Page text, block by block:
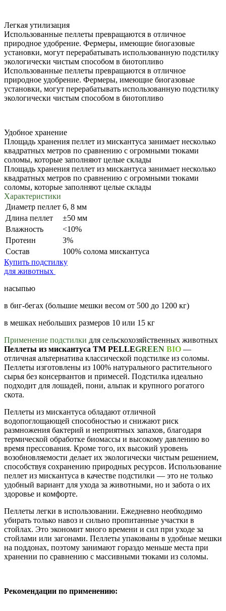
Легкая утилизация
Использованные пеллеты превращаются в отличное
природное удобрение. Фермеры, имеющие биогазовые
установки, могут перерабатывать использованную подстилку
экологически чистым способом в биотопливо
Использованные пеллеты превращаются в отличное
природное удобрение. Фермеры, имеющие биогазовые
установки, могут перерабатывать использованную подстилку
экологически чистым способом в биотопливо
Удобное хранение
Площадь хранения пеллет из мискантуса занимает несколько
квадратных метров по сравнению с огромными тюками
соломы, которые заполняют целые склады
Площадь хранения пеллет из мискантуса занимает несколько
квадратных метров по сравнению с огромными тюками
соломы, которые заполняют целые склады
Характеристики
Диаметр пеллет 6, 8 мм
Длина пеллет
±50 мм
Влажность
<10%
Протеин
3%
Состав
100% солома мискантуса
Купить подстилку
для животных
насыпью
в биг-бегах (большие мешки весом от 500 до 1200 кг)
в мешках небольших размеров 10 или 15 кг
Применение подстилки для сельскохозяйственных животных
Пеллеты из мискантуса TM PELLEGREEN BIO —
отличная альтернатива классической подстилке из соломы.
Пеллеты изготовлены из 100% натурального растительного
сырья без консервантов и примесей. Подстилка идеально
подходит для лошадей, пони, альпак и крупного рогатого
скота.
Пеллеты из мискантуса обладают отличной
водопоглощающей способностью и снижают риск
размножения бактерий и неприятных запахов, благодаря
термической обработке биомассы и высокому давлению во
время прессования. Кроме того, их высокий уровень
возобновляемости делает их экологически чистым решением,
способствуя сохранению природных ресурсов. Использование
пеллет из мискантуса в качестве подстилки — это не только
удобный вариант для ухода за животными, но и забота о их
здоровье и комфорте.
Пеллеты легки в использовании. Ежедневно необходимо
убирать только навоз и сильно пропитанные участки в
стойлах. Это экономит много времени и сил при уходе за
стойлами или загонами. Пеллеты упакованы в удобные мешки
на поддонах, поэтому занимают гораздо меньше места при
хранении по сравнению с массивными тюками из соломы.
Рекомендации по применению: